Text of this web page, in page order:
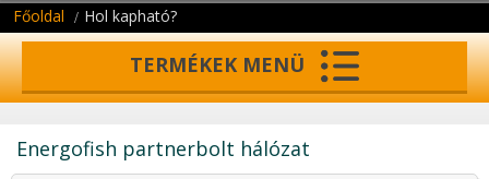
Főoldal Hol kapható?
TERMÉKEK MENÜ
Energofish partnerbolt hálózat